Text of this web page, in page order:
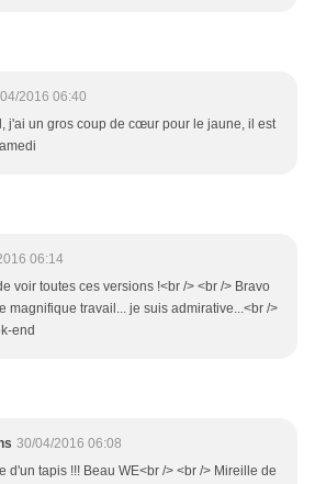
2016 06:40
j'ai un gros coup de cœur pour le jaune, il est
06:14
voir toutes ces versions !<br /> <br /> Bravo
magnifique travail... je suis admirative...<br />
end
30/04/2016 06:08
d'un tapis !!! Beau WE<br /> <br /> Mireille de